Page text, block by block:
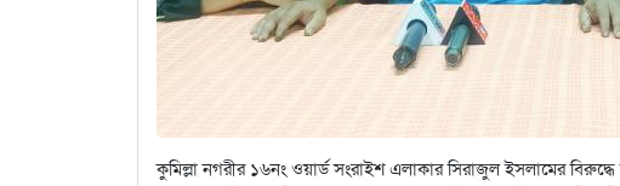
কুমিল্লা নগরীর ১৬নং ওয়ার্ড সংরাইশ এলাকার সিরাজুল ইসলামের